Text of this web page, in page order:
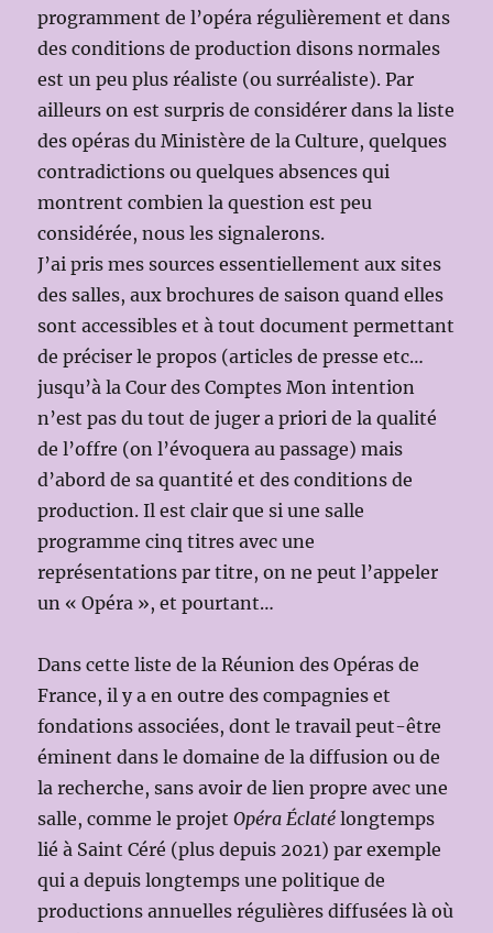
programment de l’opéra régulièrement et dans
des conditions de production disons normales
est un peu plus réaliste (ou surréaliste). Par
ailleurs on est surpris de considérer dans la liste
des opéras du Ministère de la Culture, quelques
contradictions ou quelques absences qui
montrent combien la question est peu
considérée, nous les signalerons.
J’ai pris mes sources essentiellement aux sites
des salles, aux brochures de saison quand elles
sont accessibles et à tout document permettant
de préciser le propos (articles de presse etc…
jusqu’à la Cour des Comptes Mon intention
n’est pas du tout de juger a priori de la qualité
de l’offre (on l’évoquera au passage) mais
d’abord de sa quantité et des conditions de
production. Il est clair que si une salle
programme cinq titres avec une
représentations par titre, on ne peut l’appeler
un « Opéra », et pourtant…
Dans cette liste de la Réunion des Opéras de
France, il y a en outre des compagnies et
fondations associées, dont le travail peut-être
éminent dans le domaine de la diffusion ou de
la recherche, sans avoir de lien propre avec une
salle, comme le projetOpéra Éclaté longtemps
lié à Saint Céré (plus depuis 2021) par exemple
qui a depuis longtemps une politique de
productions annuelles régulières diffusées là où